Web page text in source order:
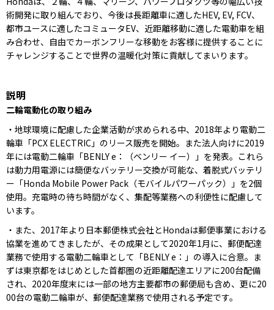
術開発に取り組んでおり、今後は長距離車に適したHEV, EV, FCV、
都市ユースに適したコミュータEV、近距離移動に適した電動車を組
み合わせ、自由でカーボンフリーな移動をお客様に提供することに
チャレンジすることで世界の温暖化対策に貢献してまいります。
説明
二輪電動化の取り組み
・地球環境に配慮した企業活動が求められる中、2018年より電動二
輪車「PCX ELECTRIC」のリース販売を開始。また法人向けに2019
年には電動二輪車「BENLY e：（ベンリー イー）」を発表。これら
は動力用電源には簡便なバッテリー交換が可能な、着脱式バッテリ
ー「Honda Mobile Power Pack（モバイルパワーパック）」を2個
使用。充電時の待ち時間がなく、集配等業務への利便性に配慮して
います。
・また、2017年より日本郵便株式会社とHondaは郵便事業における
協業を進めてきましたが、その成果として2020年1月に、郵便配達
業務で使用する電動二輪車として「BENLY e：」の導入に合意。ま
ずは東京都をはじめとした首都圏の近距離配達エリアに200台配備
され、2020年度末には一部の地方主要都市の郵便局も含め、更に20
00台の電動二輪車が、郵便配達業務で使用される予定です。